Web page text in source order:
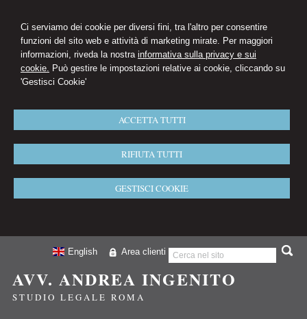
Ci serviamo dei cookie per diversi fini, tra l'altro per consentire
funzioni del sito web e attività di marketing mirate. Per maggiori
informazioni, riveda la nostra informativa sulla privacy e sui
cookie. Può gestire le impostazioni relative ai cookie, cliccando su
'Gestisci Cookie'
ACCETTA TUTTI
RIFIUTA TUTTI
GESTISCI COOKIE
Area clienti
English
AVV. ANDREA INGENITO
STUDIO LEGALE ROMA